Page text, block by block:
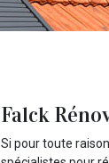
Falck
Si pour toute